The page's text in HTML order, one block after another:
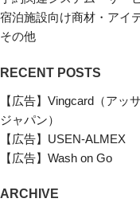
宿泊施設向け商材・アイ
その他
RECENT POSTS
【広告】Vingcard（アッ
ジャパン）
【広告】USEN-ALMEX
【広告】Wash on Go
ARCHIVE